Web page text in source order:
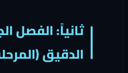
ثانياً: الفصل الجزيئي
الدقيق (المرحلة 4)